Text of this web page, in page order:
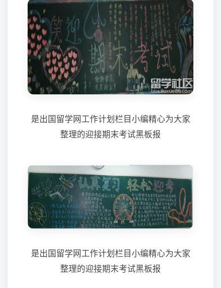
是出国留学网工作计划栏目小编精心为大家
整理的迎接期末考试黑板报
是出国留学网工作计划栏目小编精心为大家
整理的迎接期末考试黑板报